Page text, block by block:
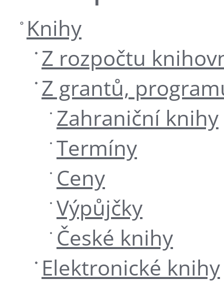
Knihy
Z rozpočtu
Z grantů,
Zahraniční knihy
Termíny
Ceny
Výpůjčky
České knihy
Elektronické knihy